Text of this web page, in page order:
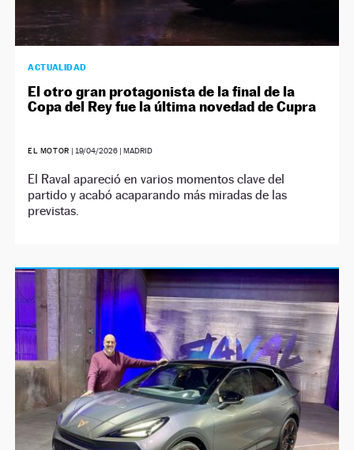
ACTUALIDAD
El otro gran protagonista de la final de la
Copa del Rey fue la última novedad de Cupra
EL MOTOR | 19/04/2026 | MADRID
El Raval apareció en varios momentos clave del
partido y acabó acaparando más miradas de las
previstas.